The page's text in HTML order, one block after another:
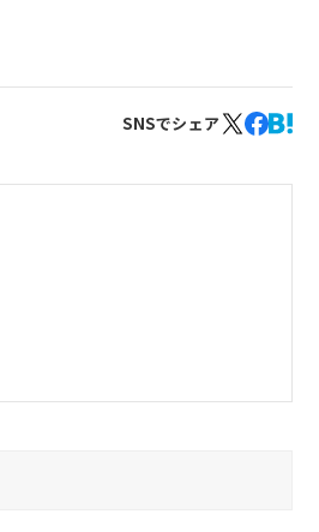
SNSでシェア